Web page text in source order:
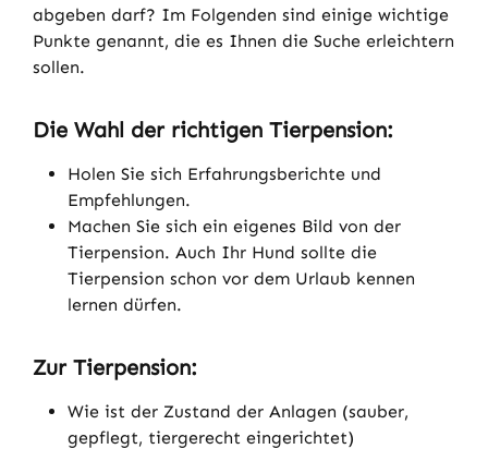
abgeben darf? Im Folgenden sind einige wichtige
Punkte genannt, die es Ihnen die Suche erleichtern
sollen.
Die Wahl der richtigen Tierpension:
Holen Sie sich Erfahrungsberichte und
Empfehlungen.
Machen Sie sich ein eigenes Bild von der
Tierpension. Auch Ihr Hund sollte die
Tierpension schon vor dem Urlaub ken­nen
lernen dürfen.
Zur Tierpension:
Wie ist der Zustand der Anlagen (sauber,
gepflegt, tiergerecht eingerichtet)